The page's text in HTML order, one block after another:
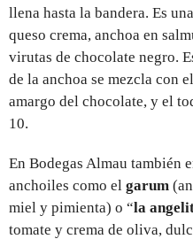
llena hasta la bandera. Es
queso crema, anchoa en
virutas de chocolate negro.
de la anchoa se mezcla con
amargo del chocolate, y el
10.
En Bodegas Almau también
anchoiles como el garum
miel y pimienta) o “la
tomate y crema de oliva,